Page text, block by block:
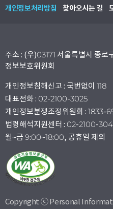
개인정보처리방침 찾아오시는 길
주소 : (우)03171 서울특별시 종
정보보호위원회
개인정보침해신고 : 국번없이 118
대표전화 : 02-2100-3025
개인정보분쟁조정위원회 : 1833-
법령해석지원센터 : 02-2100-
월~금 9:00~18:00, 공휴일 제외
Copyright ⓒ Personal